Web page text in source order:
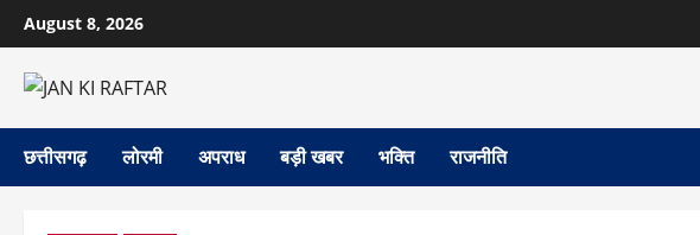
Skip
to
content
August 8, 2026
छत्तीसगढ़ लोरमी अपराध बड़ी खबर भक्ति राजनीति